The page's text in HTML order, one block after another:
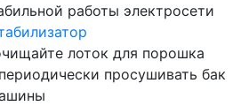
работы электросети
лоток для порошка
просушивать бак